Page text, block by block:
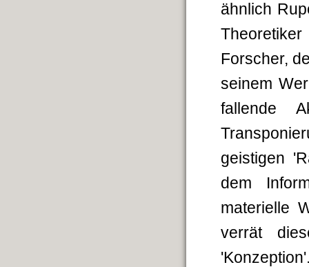
ähnlich
Forscher,
seinem
fallende
geistigen
dem
materielle
verrät